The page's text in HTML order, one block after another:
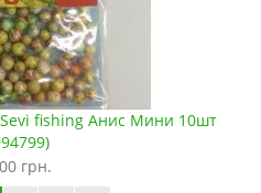
fishing Анис Мини 10шт
грн.